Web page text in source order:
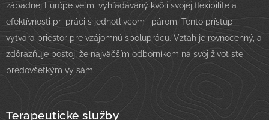
západnej Európe veľmi vyhľadávaný kvôli svojej flexibilite a
efektívnosti pri práci s jednotlivcom i párom. Tento prístup
vytvára priestor pre vzájomnú spoluprácu. Vzťah je rovnocenný, a
zdôrazňuje postoj, že najväčším odborníkom na svoj život ste
predovšetkým vy sám.
Terapeutické služby